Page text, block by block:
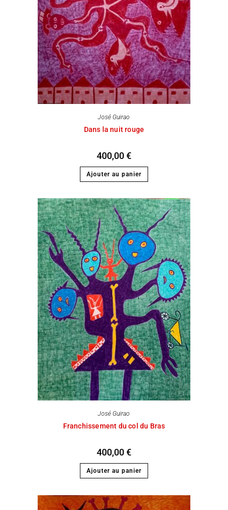
José Guirao
Dans la nuit rouge
400,00€
Ajouter au panier
José Guirao
Franchissement du col du Bras
400,00€
Ajouter au panier